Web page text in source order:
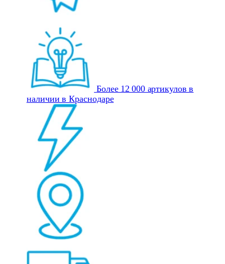
Более 12 000 артикулов в
наличии в Краснодаре